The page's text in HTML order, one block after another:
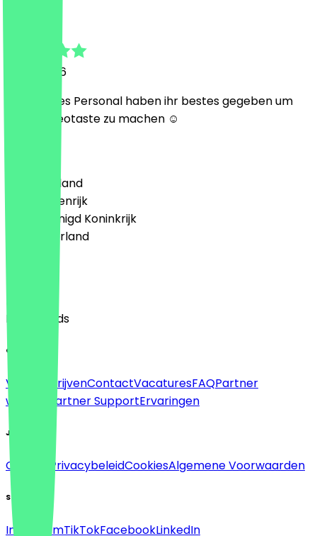
10 juni 2026
Sehr nettes Personal haben ihr bestes gegeben um
das mit neotaste zu machen ☺️
🇩🇪 Duitsland
🇦🇹 Oostenrijk
🇬🇧 Verenigd Koninkrijk
🇳🇱 Nederland
English
Nederlands
Over
Voor bedrijvenContactVacaturesFAQPartner
worden
Partner SupportErvaringen
Juridisch
Colofon PrivacybeleidCookiesAlgemene Voorwaarden
Sociaal
InstagramTikTokFacebookLinkedIn